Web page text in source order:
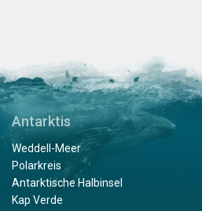
Antarktis
Weddell-Meer
Polarkreis
Antarktische Halbinsel
Kap Verde